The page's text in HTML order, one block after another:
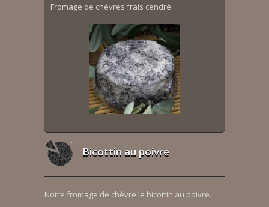
Fromage de chèvres frais cendré.
Bicottin au poivre
Notre fromage de chèvre le bicottin au poivre.